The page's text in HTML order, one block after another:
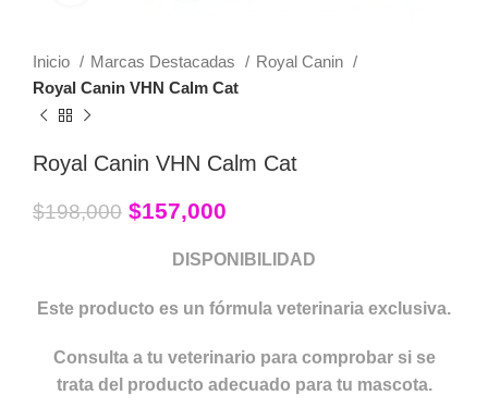
Inicio Marcas Destacadas
Royal Canin
Royal Canin VHN Calm Cat
Royal Canin VHN Calm Cat
$198,000 $157,000
DISPONIBILIDAD
Este producto es un fórmula veterinaria exclusiva.
Consulta a tu veterinario para comprobar si se
trata del producto adecuado para tu mascota.